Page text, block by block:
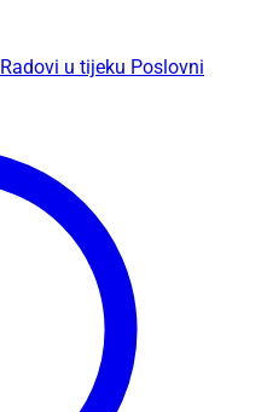
Radovi u tijeku Poslovni